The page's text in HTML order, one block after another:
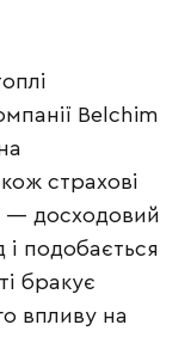
Belchim
страхові
— досходовий
подобається
бракує
впливу на